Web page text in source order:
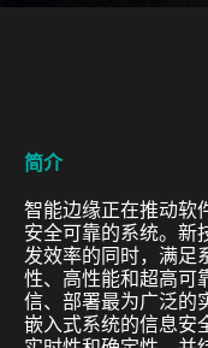
简介
智能边缘正在推动软
安全可靠的系统。新
发效率的同时，满足
性、高性能和超高可
信、部署最为广泛的
嵌入式系统的信息安